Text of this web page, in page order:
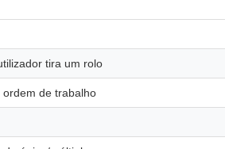
tira um rolo
de trabalho